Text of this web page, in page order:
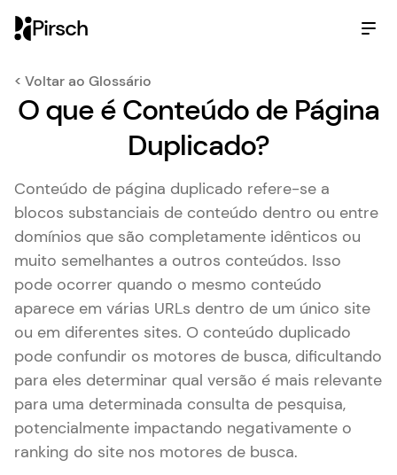
Pirsch
< Voltar ao Glossário
O que é Conteúdo de Página
Duplicado?
Conteúdo de página duplicado refere-se a
blocos substanciais de conteúdo dentro ou entre
domínios que são completamente idênticos ou
muito semelhantes a outros conteúdos. Isso
pode ocorrer quando o mesmo conteúdo
aparece em várias URLs dentro de um único site
ou em diferentes sites. O conteúdo duplicado
pode confundir os motores de busca, dificultando
para eles determinar qual versão é mais relevante
para uma determinada consulta de pesquisa,
potencialmente impactando negativamente o
ranking do site nos motores de busca.